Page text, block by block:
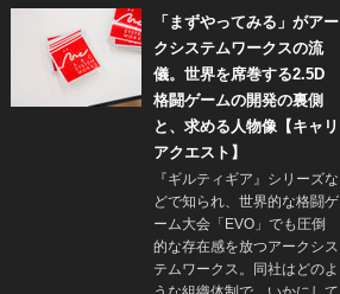
「まずやってみる」がアー
クシステムワークスの流
儀。世界を席巻する2.5D
格闘ゲームの開発の裏側
と、求める人物像【キャリ
アクエスト】
『ギルティギア』シリーズな
どで知られ、世界的な格闘ゲ
ーム大会「EVO」でも圧倒
的な存在感を放つアークシス
テムワークス。同社はどのよ